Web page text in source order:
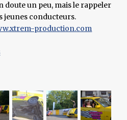
doute un peu, mais le rappeler
jeunes conducteurs.
production.com